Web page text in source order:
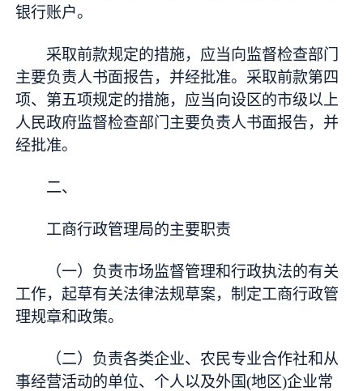
银行账户。
采取前款规定的措施，应当向监督检查部门
主要负责人书面报告，并经批准。采取前款第四
项、第五项规定的措施，应当向设区的市级以上
人民政府监督检查部门主要负责人书面报告，并
经批准。
二、
工商行政管理局的主要职责
（一）负责市场监督管理和行政执法的有关
工作，起草有关法律法规草案，制定工商行政管
理规章和政策。
（二）负责各类企业、农民专业合作社和从
事经营活动的单位、个人以及外国(地区)企业常